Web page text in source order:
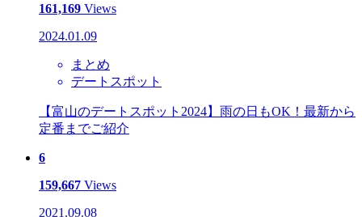
161,169 Views
2024.01.09
まとめ
デートスポット
【富山のデートスポット2024】雨の日もOK！最新から
定番までご紹介
6
159,667 Views
2021.09.08